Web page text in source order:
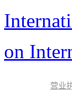
on
营业